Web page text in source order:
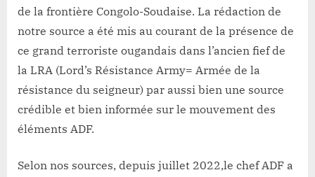
de la frontière Congolo-Soudaise. La rédaction de
notre source a été mis au courant de la présence de
ce grand terroriste ougandais dans l’ancien fief de
la LRA (Lord’s Résistance Army= Armée de la
résistance du seigneur) par aussi bien une source
crédible et bien informée sur le mouvement des
éléments ADF.
Selon nos sources, depuis juillet 2022,le chef ADF a